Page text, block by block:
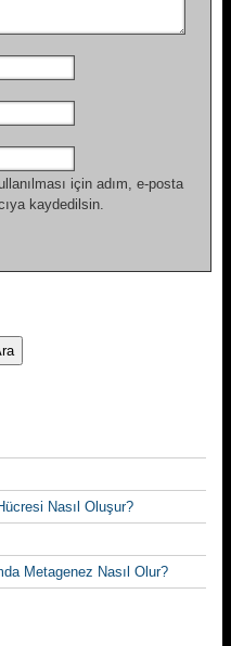
için adım, e-posta
kaydedilsin.
Nasıl Oluşur?
Metagenez Nasıl Olur?